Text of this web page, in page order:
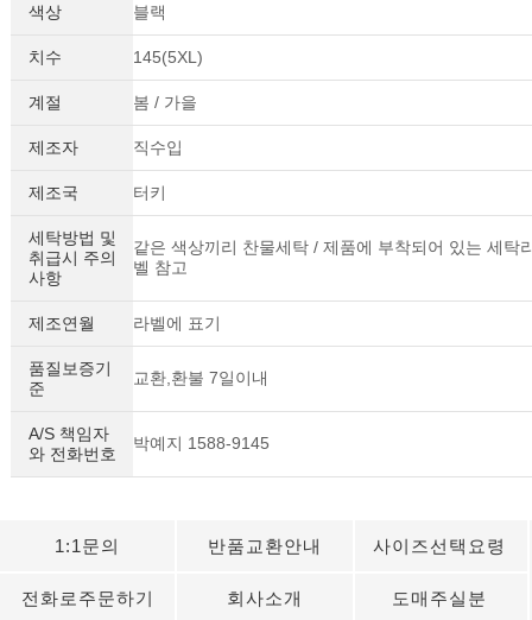
색상 블랙
치수 145(5XL)
계절 봄 / 가을
제조자 직수입
제조국 터키
세탁방법 및
취급시 주의
사항
같은 색상끼리 찬물세탁 / 제품에 부착되어 있는 세탁
벨 참고
제조연월 라벨에 표기
품질보증기
준
교환,환불 7일이내
A/S 책임자
와 전화번호
박예지 1588-9145
1:1문의 반품교환안내 사이즈선택요령
전화로주문하기 회사소개 도매주실분